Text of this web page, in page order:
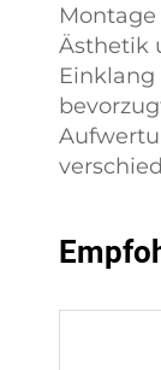
Ästhetik